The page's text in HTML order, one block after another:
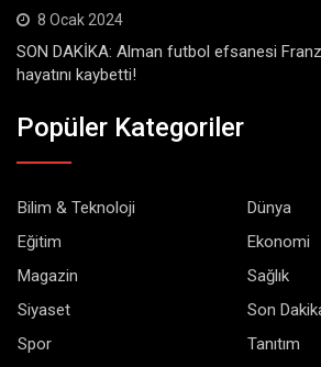
8 Ocak 2024
SON DAKİKA: Alman futbol efsanesi
hayatını kaybetti!
Popüler Kategoriler
Bilim & Teknoloji
Dünya
Eğitim
Ekonomi
Magazin
Sağlık
Siyaset
Son
Spor
Tanıtım